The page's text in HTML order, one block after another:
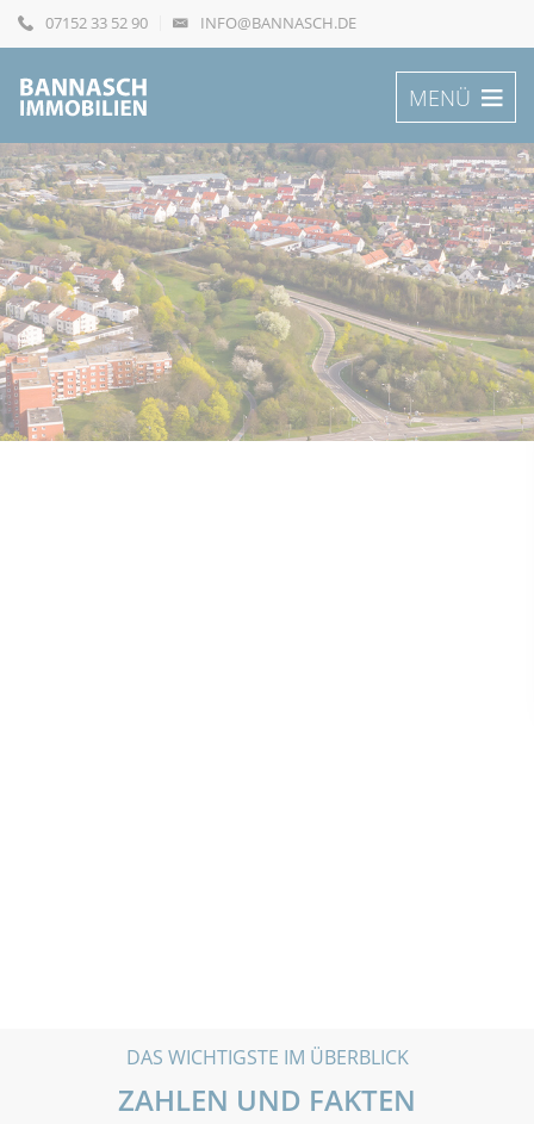
07152 33 52 90 INFO@BANNASCH.DE
MENÜ
DAS WICHTIGSTE IM ÜBERBLICK
ZAHLEN UND FAKTEN